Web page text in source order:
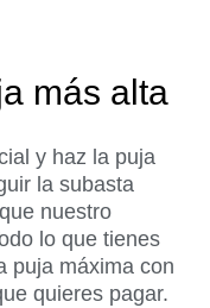
más alta
y haz la puja
la subasta
nuestro
lo que tienes
puja máxima con
quieres pagar.